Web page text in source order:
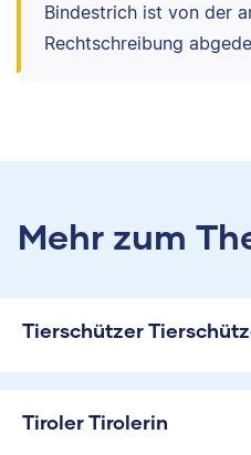
Bindestrich ist von der
Rechtschreibung
Mehr zum
Tierschützer
Tiroler Tirolerin